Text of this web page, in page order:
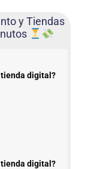
y Tiendas
digital?
digital?